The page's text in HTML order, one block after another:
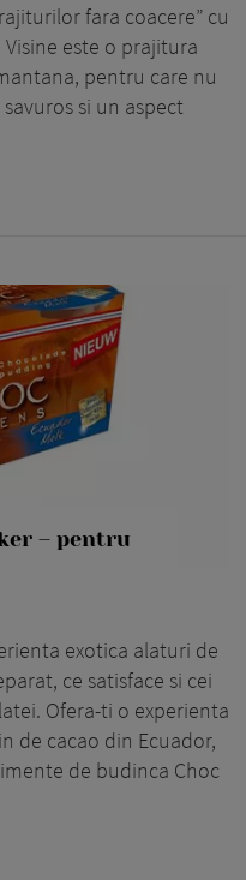
fara coacere” cu
este o prajitura
pentru care nu
si un aspect
– pentru
exotica alaturi de
ce satisface si cei
Ofera-ti o experienta
de cacao din Ecuador,
de budinca Choc